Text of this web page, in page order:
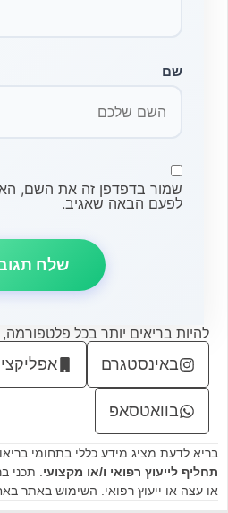
שם
שמור בדפדפן זה את השם,
לפעם הבאה שאגיב.
להיות בריאים יותר בכל פלטפורמה,
באינסטגרם
בוואטסאפ
בריא לדעת מציג מידע כללי בתחומי
תחליף לייעוץ רפואי ו/או מקצועי. תכני
או עצה או ייעוץ רפואי. השימוש באתר